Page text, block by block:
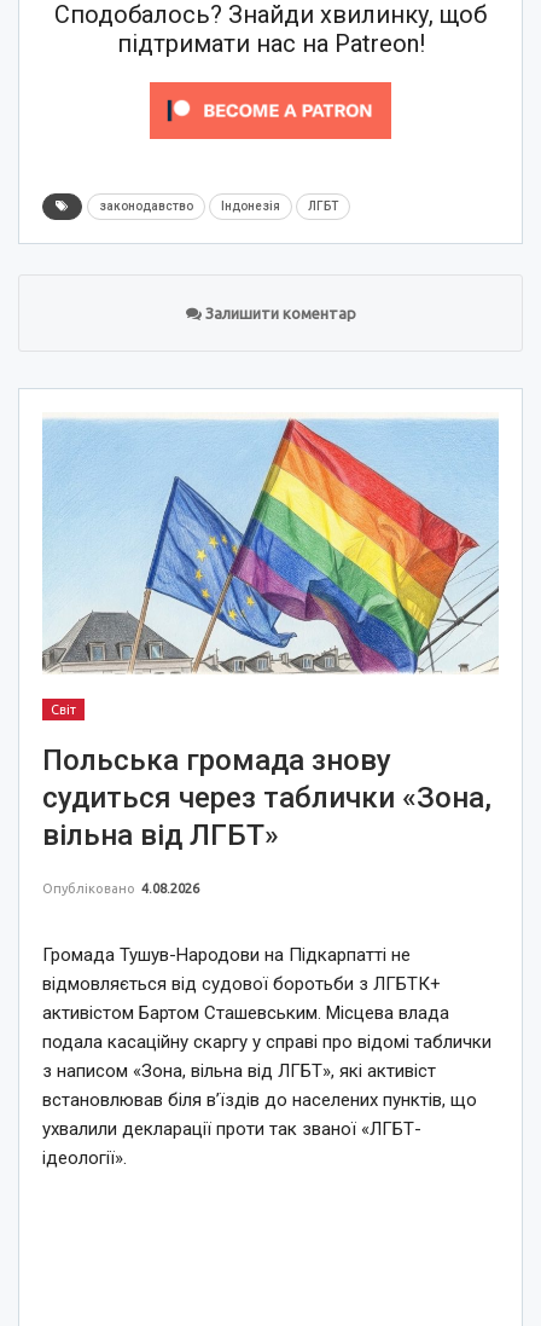
Сподобалось? Знайди хвилинку, щоб
підтримати нас на Patreon!
законодавство Індонезія ЛГБТ
Залишити коментар
Світ
Польська громада знову
судиться через таблички «Зона,
вільна від ЛГБТ»
Опубліковано 4.08.2026
Громада Тушув-Народови на Підкарпатті не
відмовляється від судової боротьби з ЛГБТК+
активістом Бартом Сташевським. Місцева влада
подала касаційну скаргу у справі про відомі таблички
з написом «Зона, вільна від ЛГБТ», які активіст
встановлював біля в’їздів до населених пунктів, що
ухвалили декларації проти так званої «ЛГБТ-
ідеології».